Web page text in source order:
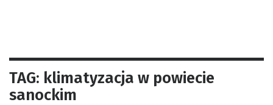
TAG: klimatyzacja w powiecie
sanockim